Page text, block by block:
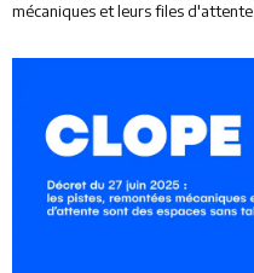
mécaniques et leurs files d'attente.